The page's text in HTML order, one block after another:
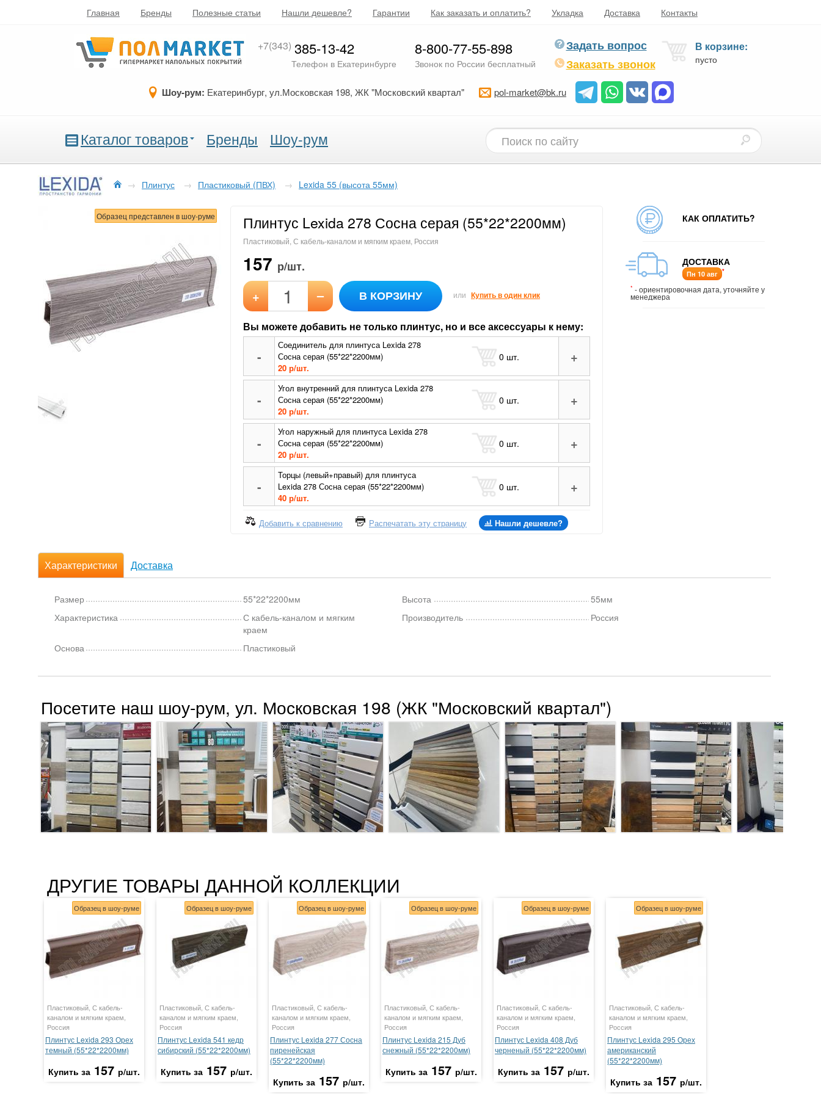
Главная Бренды Полезные статьи Нашли дешевле? Гарантии Как заказать и оплатить? Укладка Доставка Контакты
+7(343) 385-13-42
Телефон в Екатеринбурге
8-800-77-55-898
Звонок по России бесплатный
Задать вопрос
Заказать звонок
В корзине:
пусто
Шоу-рум: Екатеринбург, ул.Московская 198, ЖК "Московский квартал" pol-market@bk.ru
Каталог товаров Бренды Шоу-рум
→ Плинтус → Пластиковый (ПВХ) → Lexida 55 (высота 55мм)
Образец представлен в шоу-руме Плинтус Lexida 278 Сосна серая (55*22*2200мм)
Пластиковый, С кабель-каналом и мягким краем, Россия
157 р/шт.
+ – В КОРЗИНУ или Купить в один клик
Вы можете добавить не только плинтус, но и все аксессуары к нему:
-
Соединитель для плинтуса Lexida 278
Сосна серая (55*22*2200мм)
20 р/шт.
0 шт. +
-
Угол внутренний для плинтуса Lexida 278
Сосна серая (55*22*2200мм)
20 р/шт.
0 шт. +
-
Угол наружный для плинтуса Lexida 278
Сосна серая (55*22*2200мм)
20 р/шт.
0 шт. +
-
Торцы (левый+правый) для плинтуса
Lexida 278 Сосна серая (55*22*2200мм)
40 р/шт.
0 шт. +
Добавить к сравнению Распечатать эту страницу Нашли дешевле?
КАК ОПЛАТИТЬ?
ДОСТАВКА
Пн 10 авг *
* - ориентировочная дата, уточняйте у
менеджера
Характеристики Доставка
Размер
55*22*2200мм
Характеристика
С кабель-каналом и мягким
краем
Основа
Пластиковый
Высота
55мм
Производитель
Россия
Посетите наш шоу-рум, ул. Московская 198 (ЖК "Московский квартал")
ДРУГИЕ ТОВАРЫ ДАННОЙ КОЛЛЕКЦИИ
Образец в шоу-руме
Пластиковый, С кабель-
каналом и мягким краем,
Россия
Плинтус Lexida 293 Орех
темный (55*22*2200мм)
Купить за 157 р/шт.
Образец в шоу-руме
Пластиковый, С кабель-
каналом и мягким краем,
Россия
Плинтус Lexida 541 кедр
сибирский (55*22*2200мм)
Купить за 157 р/шт.
Образец в шоу-руме
Пластиковый, С кабель-
каналом и мягким краем,
Россия
Плинтус Lexida 277 Сосна
пиренейская
(55*22*2200мм)
Купить за 157 р/шт.
Образец в шоу-руме
Пластиковый, С кабель-
каналом и мягким краем,
Россия
Плинтус Lexida 215 Дуб
снежный (55*22*2200мм)
Купить за 157 р/шт.
Образец в шоу-руме
Пластиковый, С кабель-
каналом и мягким краем,
Россия
Плинтус Lexida 408 Дуб
черненый (55*22*2200мм)
Купить за 157 р/шт.
Образец в шоу-руме
Пластиковый, С кабель-
каналом и мягким краем,
Россия
Плинтус Lexida 295 Орех
американский
(55*22*2200мм)
Купить за 157 р/шт.